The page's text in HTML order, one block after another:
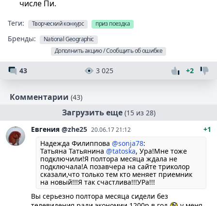
числе Пи.
Теги: Творческий конкурс приз поездка
Бренды:
National Geographic
Дополнить акцию / Сообщить об ошибке
43 3 025 +2
Комментарии (43)
Загрузить еще (15 из 28)
Евгения @zhe25 20.06.17 21:12
+1
Надежда Филиппова @sonja78:
Татьяна Татьянина @tatoska, Ура!Мне тоже
подключили!Я полтора месяца ждала не
подключала!А позавчера на сайте триколор
сказали,что только тем кто меняет приемник
на новый!!!Я так счастлива!!!УРа!!!
Вы серьезно полтора месяца сидели без